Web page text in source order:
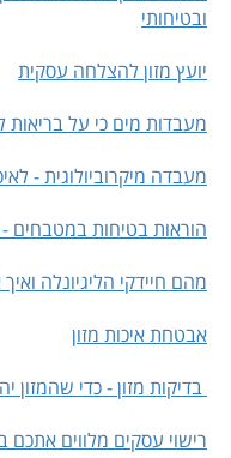
ובטיחותי
יועץ מזון להצלחה עסקית
מעבדות מים כי על
מעבדה מיקרוביולוגית -
הוראות בטיחות במטבחים
מהם חיידקי הליגיונלה
אבטחת איכות מזון
בדיקות מזון - כדי שהמזון
רישוי עסקים מלווים